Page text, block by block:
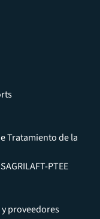
Tratamiento de la
PTEE
proveedores